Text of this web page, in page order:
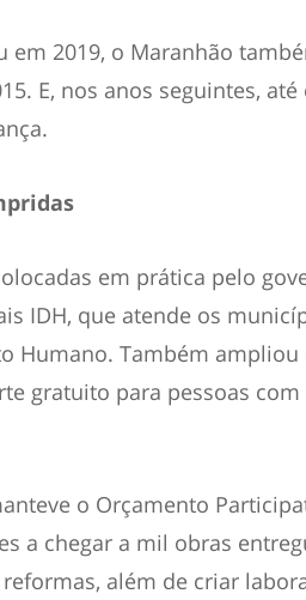
em 2019, o Maranhão
E, nos anos seguintes,
em prática pelo
IDH, que atende os
Humano. Também ampliou
gratuito para pessoas
o Orçamento
a chegar a mil obras
além de criar